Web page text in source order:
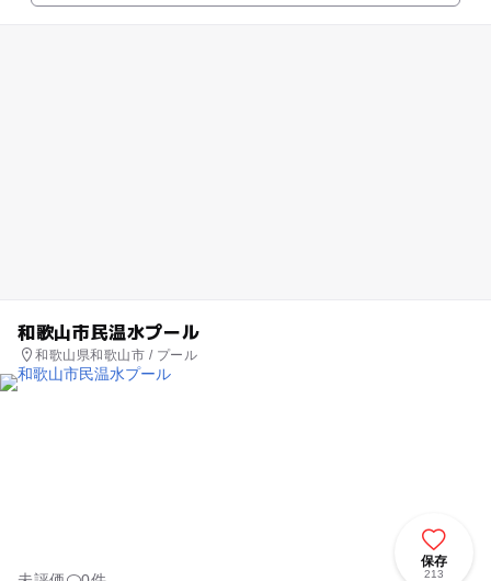
和歌山市民温水プール
和歌山県和歌山市 / プール
保存
213